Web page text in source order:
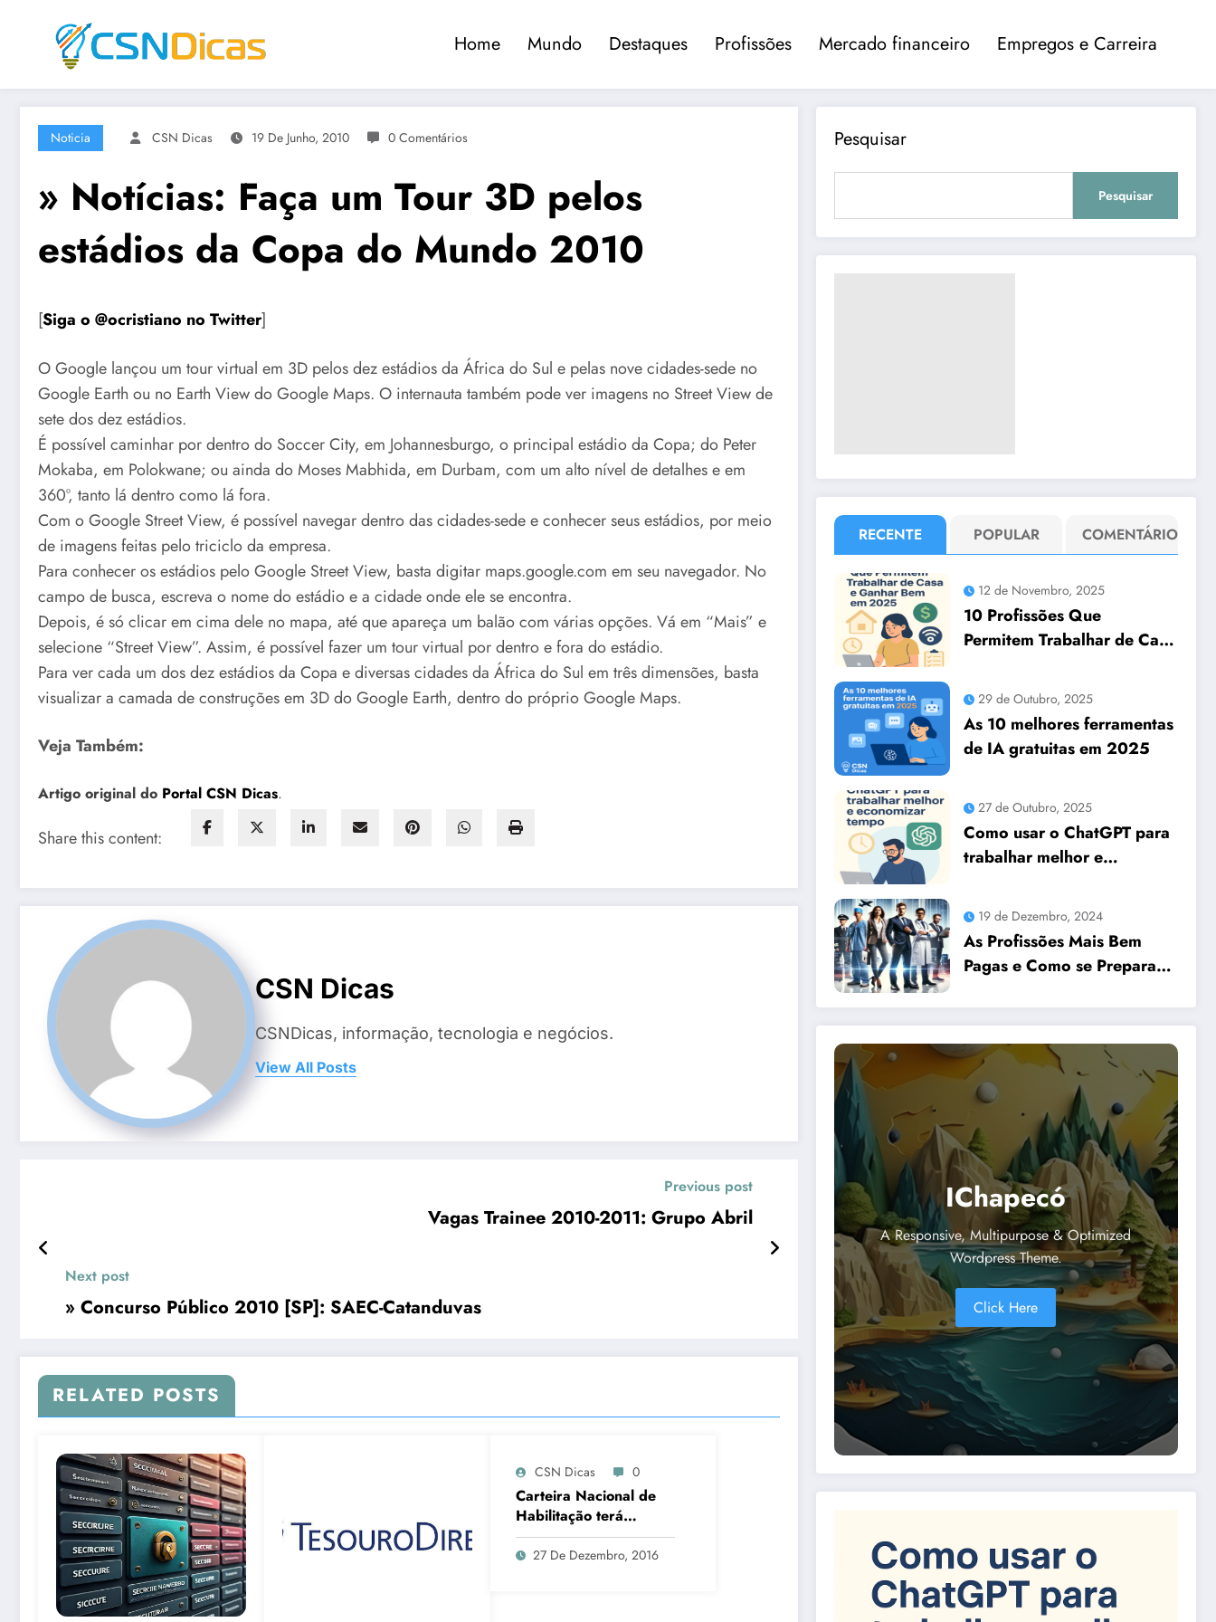
Home Mundo Destaques Profissões Mercado financeiro Empregos e Carreira
Noticia CSN Dicas 19 De Junho, 2010 0 Comentários
» Notícias: Faça um Tour 3D pelos
estádios da Copa do Mundo 2010
[Siga o @ocristiano no Twitter]
O Google lançou um tour virtual em 3D pelos dez estádios da África do Sul e pelas nove cidades-sede no
Google Earth ou no Earth View do Google Maps. O internauta também pode ver imagens no Street View de
sete dos dez estádios.
É possível caminhar por dentro do Soccer City, em Johannesburgo, o principal estádio da Copa; do Peter
Mokaba, em Polokwane; ou ainda do Moses Mabhida, em Durbam, com um alto nível de detalhes e em
360º, tanto lá dentro como lá fora.
Com o Google Street View, é possível navegar dentro das cidades-sede e conhecer seus estádios, por meio
de imagens feitas pelo triciclo da empresa.
Para conhecer os estádios pelo Google Street View, basta digitar maps.google.com em seu navegador. No
campo de busca, escreva o nome do estádio e a cidade onde ele se encontra.
Depois, é só clicar em cima dele no mapa, até que apareça um balão com várias opções. Vá em “Mais” e
selecione “Street View”. Assim, é possível fazer um tour virtual por dentro e fora do estádio.
Para ver cada um dos dez estádios da Copa e diversas cidades da África do Sul em três dimensões, basta
visualizar a camada de construções em 3D do Google Earth, dentro do próprio Google Maps.
Veja Também:
Artigo original do Portal CSN Dicas.
Share this content:
CSN Dicas
CSNDicas, informação, tecnologia e negócios.
View All Posts
Previous post
Vagas Trainee 2010-2011: Grupo Abril
Next post
» Concurso Público 2010 [SP]: SAEC-Catanduvas
RELATED POSTS
CSN Dicas 0
Carteira Nacional de
Habilitação terá
mudanças em 2017
27 De Dezembro, 2016
Pesquisar
Pesquisar
RECENTE POPULAR COMENTÁRIO
12 de Novembro, 2025
10 Profissões Que
Permitem Trabalhar de Casa
29 de Outubro, 2025
As 10 melhores ferramentas
de IA gratuitas em 2025
27 de Outubro, 2025
Como usar o ChatGPT para
trabalhar melhor e
19 de Dezembro, 2024
As Profissões Mais Bem
Pagas e Como se Preparar
Essenciais
IChapecó
A Responsive, Multipurpose & Optimized
Wordpress Theme.
Click Here